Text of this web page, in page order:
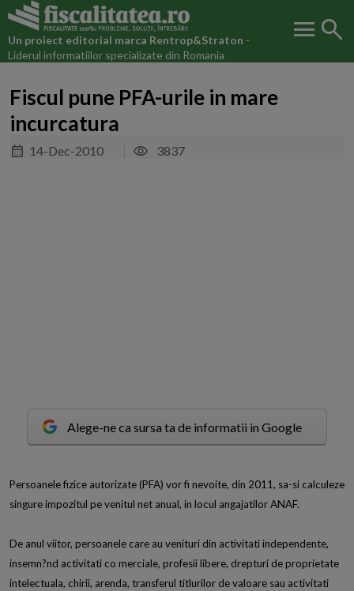
Un proiect editorial marca Rentrop&Straton -
Liderul informatiilor specializate din Romania
menu search
Fiscul pune PFA-urile in mare
incurcatura
14-Dec-2010 3837
Alege-ne ca sursa ta de informatii in Google
Persoanele fizice autorizate (PFA) vor fi nevoite, din 2011, sa-si calculeze
singure impozitul pe venitul net anual, in locul angajatilor ANAF.
De anul viitor, persoanele care au venituri din activitati independente,
insemn?nd activitati co merciale, profesii libere, drepturi de proprietate
intelectuala, chirii, arenda, transferul titlurilor de valoare sau activitati